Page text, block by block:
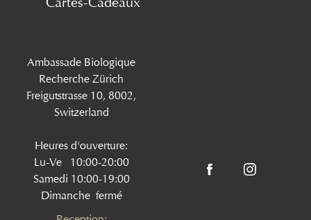
Ambassade Biologique
Recherche Zürich
Freigutstrasse 10, 8002,
Switzerland
Heures d'ouverture:
Lu-Ve 10:00-20:00
Samedi 10:00-19:00
Dimanche fermé